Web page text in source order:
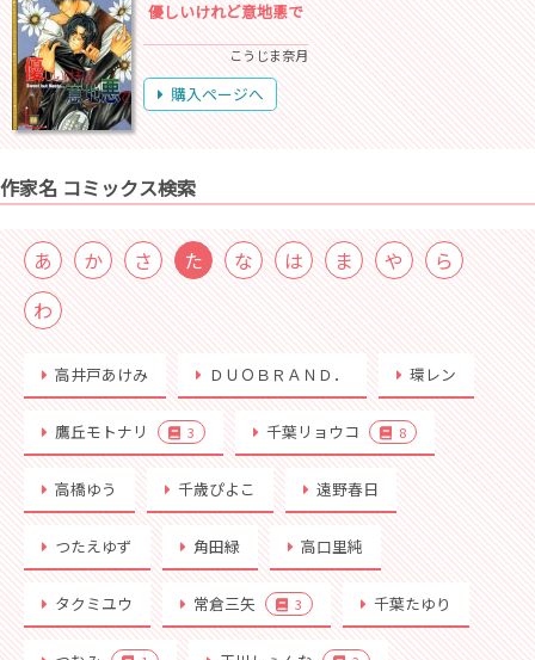
優しいけれど意地悪で
こうじま奈月
購入ページへ
作家名 コミックス検索
あ か さ た な は ま や
ら
わ
高井戸あけみ ＤＵＯＢＲＡＮＤ． 環レン
鷹丘モトナリ 3 千葉リョウコ 8
高橋ゆう 千歳ぴよこ 遠野春日
つたえゆず 角田緑 高口里純
タクミユウ 常倉三矢 3 千葉たゆり